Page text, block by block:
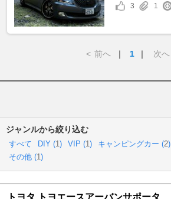
3
1
< 前へ ｜ 1 ｜ 次へ
ジャンルから絞り込む
すべて DIY (1) VIP (1) キャンピングカー (2)
その他 (1)
トヨタ トヨエースアーバンサポータ